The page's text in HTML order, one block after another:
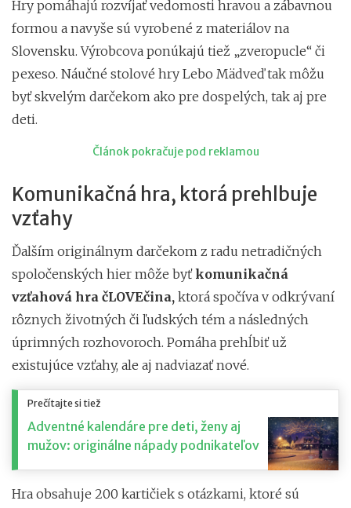
Hry pomáhajú rozvíjať vedomosti hravou a zábavnou
formou a navyše sú vyrobené z materiálov na
Slovensku. Výrobcova ponúkajú tiež „zveropucle“ či
pexeso. Náučné stolové hry Lebo Mädveď tak môžu
byť skvelým darčekom ako pre dospelých, tak aj pre
deti.
Článok pokračuje pod reklamou
Komunikačná hra, ktorá prehlbuje
vzťahy
Ďalším originálnym darčekom z radu netradičných
spoločenských hier môže byťkomunikačná
vzťahová hra čLOVEčina, ktorá spočíva v odkrývaní
rôznych životných či ľudských tém a následných
úprimných rozhovoroch. Pomáha prehĺbiť už
existujúce vzťahy, ale aj nadviazať nové.
Prečítajte si tiež
Adventné kalendáre pre deti, ženy aj
mužov: originálne nápady podnikateľov
Hra obsahuje 200 kartičiek s otázkami, ktoré sú